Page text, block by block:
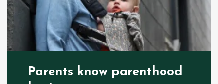
Parents know parenthood